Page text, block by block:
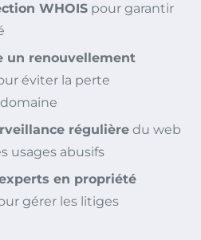
WHOIS pour garantir
un renouvellement
éviter la perte
régulière du web
usages abusifs
en propriété
gérer les litiges